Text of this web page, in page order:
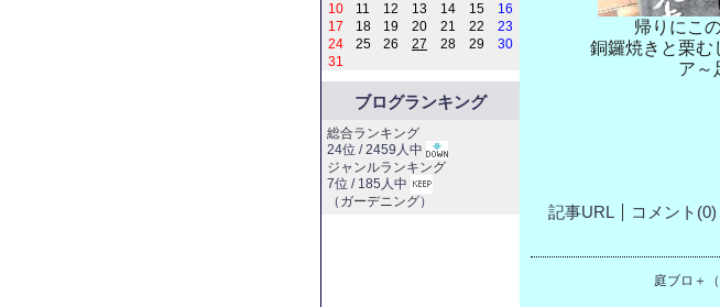
帰りにこ
銅鑼焼きと栗む
ア～
記事URL コメント(0)
庭ブロ＋
10
11 12 13 14 15
16
17
18 19 20 21 22
23
24
25 26 27 28 29
30
31
ブログランキング
総合ランキング
24位 / 2459人中
ジャンルランキング
7位 / 185人中
（ ガーデニング）